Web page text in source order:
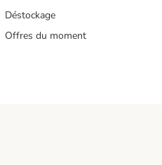
Déstockage
Offres du moment